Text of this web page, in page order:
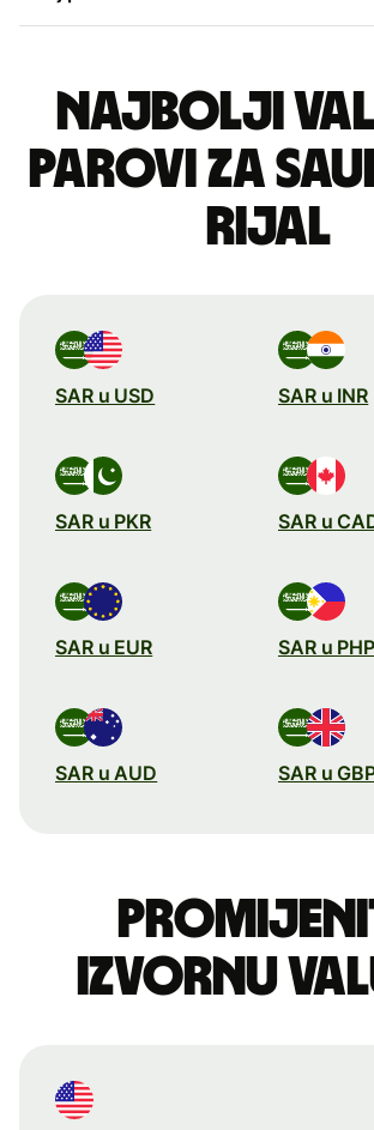
Najbolji
parovi za
rijal
SAR u USD SAR u INR
SAR u PKR SAR u
SAR u EUR SAR u PHP
SAR u AUD SAR u
izvornu